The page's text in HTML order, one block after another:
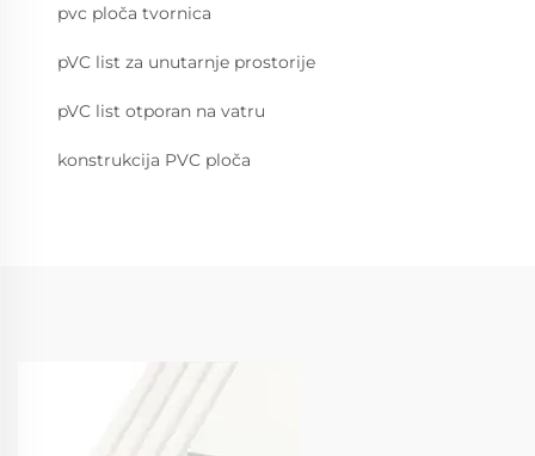
pvc ploča tvornica
pVC list za unutarnje prostorije
pVC list otporan na vatru
konstrukcija PVC ploča